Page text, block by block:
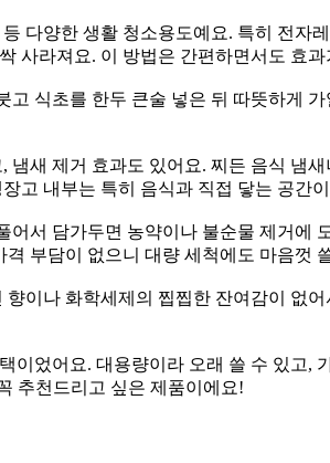
다양한 생활 청소용도예요. 특히 전자
사라져요. 이 방법은 간편하면서도 효
식초를 한두 큰술 넣은 뒤 따뜻하게
새 제거 효과도 있어요. 찌든 음식 냄
고 내부는 특히 음식과 직접 닿는 공간
서 담가두면 농약이나 불순물 제거에
부담이 없으니 대량 세척에도 마음껏
이나 화학세제의 찝찝한 잔여감이 없
었어요. 대용량이라 오래 쓸 수 있고,
추천드리고 싶은 제품이에요!